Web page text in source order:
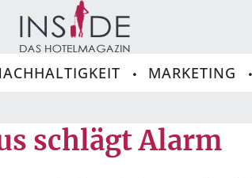
MARKETING
schlägt Alarm